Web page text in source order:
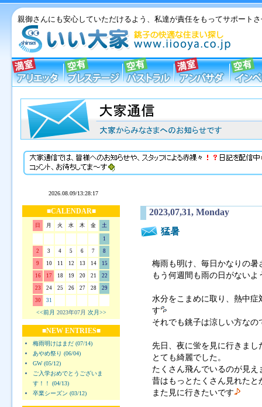
親御さんにも安心していただけるよう、私達が責任をもってサポート
■CALENDAR■
日 月 火 水 木 金 土
1
2 3 4 5 6 7 8
9 10 11 12 13 14 15
16 17 18 19 20 21 22
23 24 25 26 27 28 29
30 31
<<前月 2023年07月 次月>>
■NEW ENTRIES■
梅雨明けはまだ (07/14)
あやめ祭り (06/04)
GW (05/12)
ご入学おめでとうございま
す！！ (04/13)
卒業シーズン (03/12)
2023,07,31, Monday
猛暑
梅雨も明け、毎日かなりの暑
もう何週間も雨の日がないよ
水分をこまめに取り、熱中
す
それでも銚子は涼しい方なの
先日、夜に蛍を見に行きまし
とても綺麗でした。
たくさん飛んでいるのが見え
昔はもっとたくさん見れたと
また見に行きたいです